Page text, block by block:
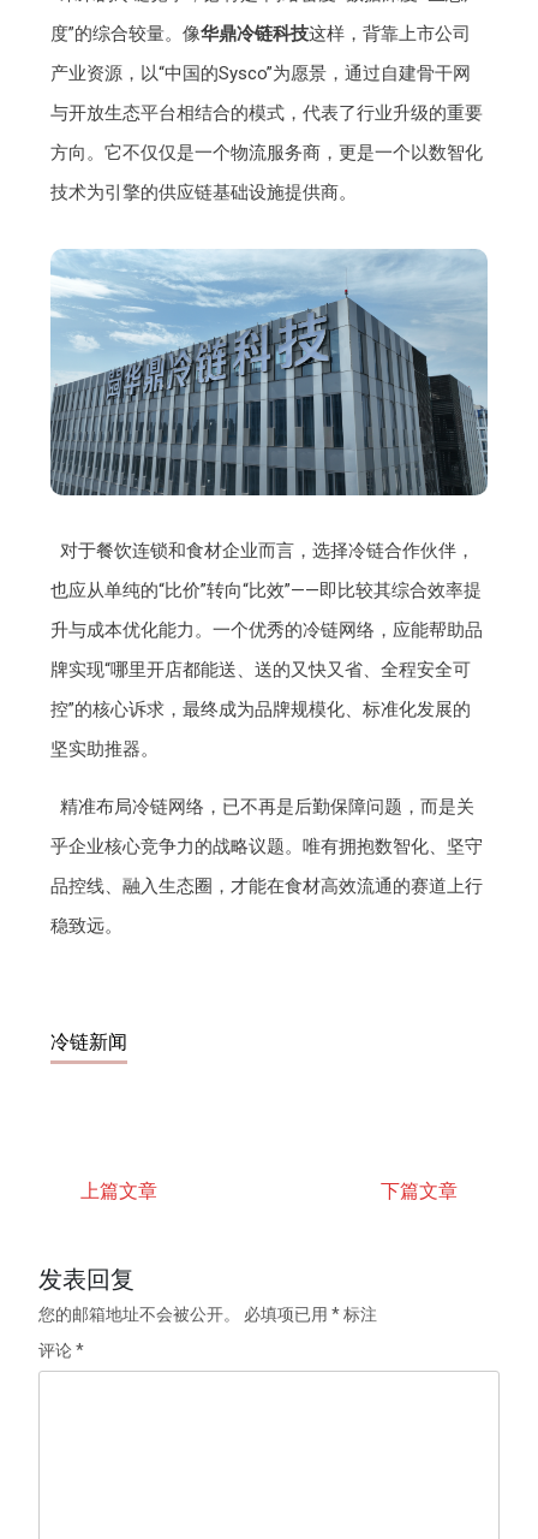
度”的综合较量。像华鼎冷链科技这样，背靠上市公司
产业资源，以“中国的Sysco”为愿景，通过自建骨干网
与开放生态平台相结合的模式，代表了行业升级的重要
方向。它不仅仅是一个物流服务商，更是一个以数智化
技术为引擎的供应链基础设施提供商。
对于餐饮连锁和食材企业而言，选择冷链合作伙伴，
也应从单纯的“比价”转向“比效”——即比较其综合效率提
升与成本优化能力。一个优秀的冷链网络，应能帮助品
牌实现“哪里开店都能送、送的又快又省、全程安全可
控”的核心诉求，最终成为品牌规模化、标准化发展的
坚实助推器。
精准布局冷链网络，已不再是后勤保障问题，而是关
乎企业核心竞争力的战略议题。唯有拥抱数智化、坚守
品控线、融入生态圈，才能在食材高效流通的赛道上行
稳致远。
冷链新闻
上篇文章 下篇文章
发表回复
您的邮箱地址不会被公开。 必填项已用*标注
评论*